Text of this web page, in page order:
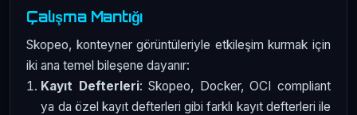
Çalışma Mantığı
Skopeo, konteyner görüntüleriyle etkileşim kurmak için
iki ana temel bileşene dayanır:
Kayıt Defterleri: Skopeo, Docker, OCI compliant
ya da özel kayıt defterleri gibi farklı kayıt defterleri ile